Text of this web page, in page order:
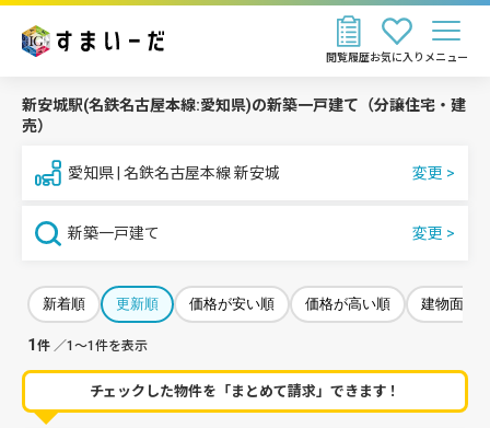
お気に入り
閲覧履歴 メニュー
新安城駅(名鉄名古屋本線:愛知県)の新築一戸建て（分譲住宅・建
売）
愛知県 | 名鉄名古屋本線 新安城
新築一戸建て
新着順 更新順 価格が安い順 価格が高い順 建物面積
1 件 ／1～1件を表示
チェックした物件を「まとめて請求」できます！